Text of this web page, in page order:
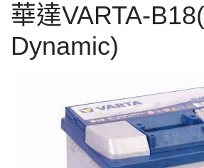
華達VARTA-
Dynamic)